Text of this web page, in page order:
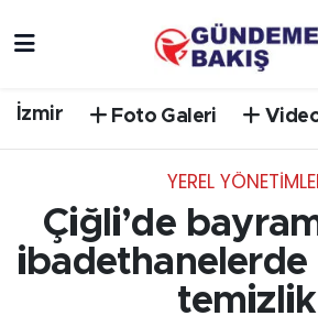
İzmir Foto Galeri
YEREL
Çiğli’de
ibadethanelerde
temizlik
EGE
Trafik Durumu
Süper Lig Puan Durumu
Tüm Manşetler